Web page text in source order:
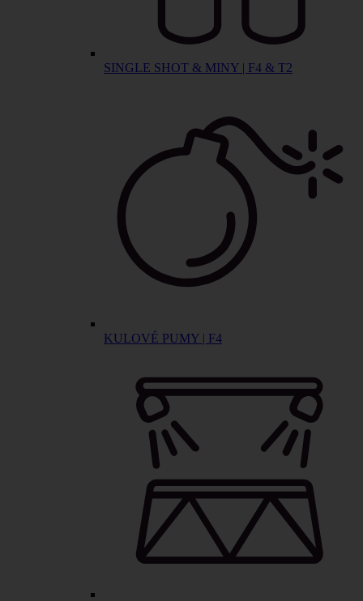
SINGLE SHOT & MINY | F4 & T2
KULOVÉ PUMY | F4